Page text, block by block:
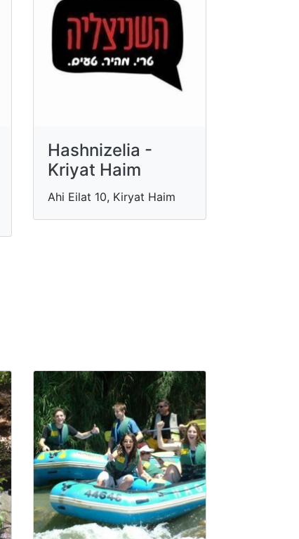
Hashnizelia -
Kriyat Haim
Ahi Eilat 10, Kiryat Haim